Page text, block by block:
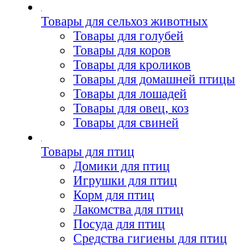
Товары для сельхоз животных
Товары для голубей
Товары для коров
Товары для кроликов
Товары для домашней птицы
Товары для лошадей
Товары для овец, коз
Товары для свиней
Товары для птиц
Домики для птиц
Игрушки для птиц
Корм для птиц
Лакомства для птиц
Посуда для птиц
Средства гигиены для птиц